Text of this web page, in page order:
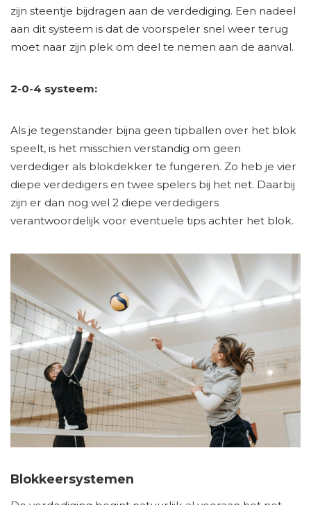
zijn steentje bijdragen aan de verdediging. Een nadeel
aan dit systeem is dat de voorspeler snel weer terug
moet naar zijn plek om deel te nemen aan de aanval.
2-0-4 systeem:
Als je tegenstander bijna geen tipballen over het blok
speelt, is het misschien verstandig om geen
verdediger als blokdekker te fungeren. Zo heb je vier
diepe verdedigers en twee spelers bij het net. Daarbij
zijn er dan nog wel 2 diepe verdedigers
verantwoordelijk voor eventuele tips achter het blok.
Blokkeersystemen